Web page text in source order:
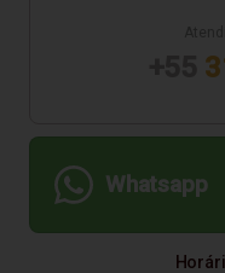
Whatsapp